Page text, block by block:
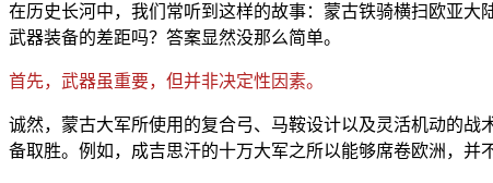
在历史长河中，我们常听到这样的故事：蒙古铁骑横扫欧亚
武器装备的差距吗？答案显然没那么简单。
首先，武器虽重要，但并非决定性因素。
诚然，蒙古大军所使用的复合弓、马鞍设计以及灵活机动的战
备取胜。例如，成吉思汗的十万大军之所以能够席卷欧洲，并